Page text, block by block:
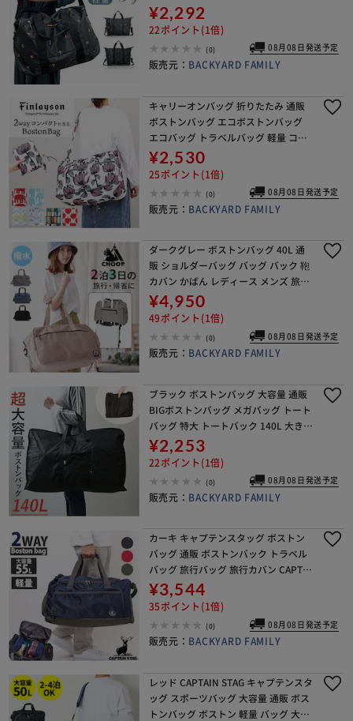
大容量 女性 ショルダー 斜め掛け キャ
リーオンバッグ おしゃれ かわ
¥2,292
22ポイント(1倍)
(0) 08月08日発送予定
販売元： BACKYARD FAMILY
キャリーオンバッグ 折りたたみ 通販
ボストンバッグ エコボストンバッグ
エコバッグ トラベルバッグ 軽量 コン
パクト バッグ カバン かばん 持ち運び
おしゃれ かわいい 便利 旅行 出張 ト
¥2,530
25ポイント(1倍)
(0) 08月08日発送予定
販売元： BACKYARD FAMILY
ダークグレー ボストンバッグ 40L 通
販 ショルダーバッグ バッグ バック 鞄
カバン かばん レディース メンズ 旅行
修学旅行 大容量 11ポケット キャリー
オン はっ水加工 軽量 ポリキャンバ
¥4,950
49ポイント(1倍)
(0) 08月08日発送予定
販売元： BACKYARD FAMILY
ブラック ボストンバッグ 大容量 通販
BIGボストンバッグ メガバッグ トート
バッグ 特大 トートバック 140L 大きい
大きめ 大型 スタイリストバッグ メン
ズ レディース 布団入れ バッグ バ
¥2,253
22ポイント(1倍)
(0) 08月08日発送予定
販売元： BACKYARD FAMILY
カーキ キャプテンスタッグ ボストン
バッグ 通販 ボストンバック トラベル
バッグ 旅行バッグ 旅行カバン CAPTAI
N STAG 1313 修学旅行 小学生 中学生
高校生 メンズ レディース 男の
¥3,544
35ポイント(1倍)
(0) 08月08日発送予定
販売元： BACKYARD FAMILY
レッド CAPTAIN STAG キャプテンスタ
ッグ スポーツバッグ 大容量 通販 ボス
トンバッグ ボストン 軽量 バッグ 大容